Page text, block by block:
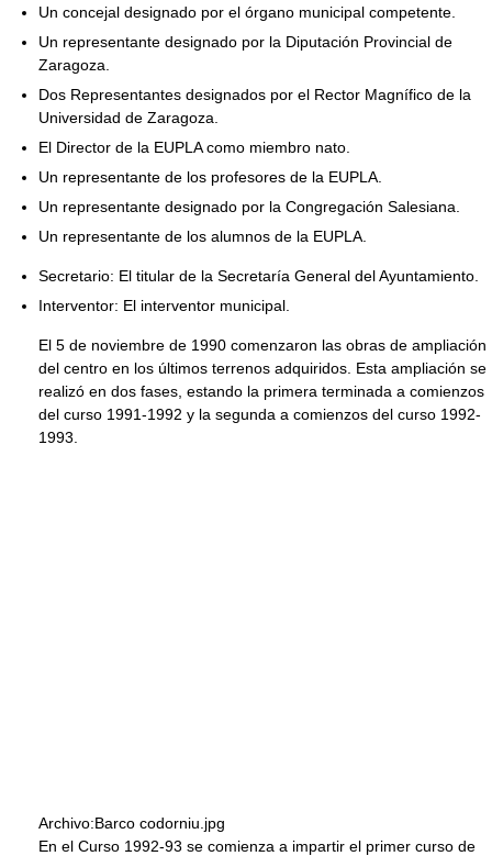
Un concejal designado por el órgano municipal competente.
Un representante designado por la Diputación Provincial de
Zaragoza.
Dos Representantes designados por el Rector Magnífico de la
Universidad de Zaragoza.
El Director de la EUPLA como miembro nato.
Un representante de los profesores de la EUPLA.
Un representante designado por la Congregación Salesiana.
Un representante de los alumnos de la EUPLA.
Secretario: El titular de la Secretaría General del Ayuntamiento.
Interventor: El interventor municipal.
El 5 de noviembre de 1990 comenzaron las obras de ampliación
del centro en los últimos terrenos adquiridos. Esta ampliación se
realizó en dos fases, estando la primera terminada a comienzos
del curso 1991-1992 y la segunda a comienzos del curso 1992-
1993.
Archivo:Barco codorniu.jpg
En el Curso 1992-93 se comienza a impartir el primer curso de